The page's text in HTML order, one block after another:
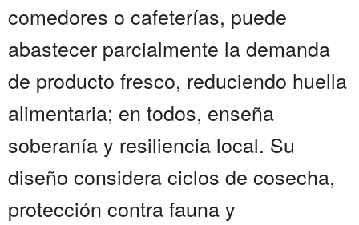
comedores o cafeterías, puede
abastecer parcialmente la demanda
de producto fresco, reduciendo huella
alimentaria; en todos, enseña
soberanía y resiliencia local. Su
diseño considera ciclos de cosecha,
protección contra fauna y